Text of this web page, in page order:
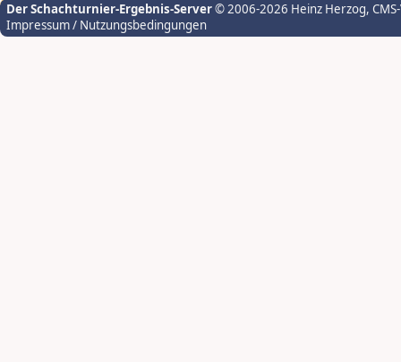
Der Schachturnier-Ergebnis-Server© 2006-2026 Heinz Herzog,
Impressum / Nutzungsbedingungen